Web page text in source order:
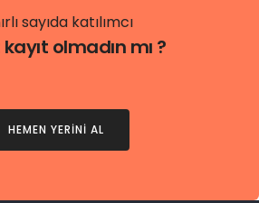
sayıda katılımcı
olmadın mı ?
HEMEN YERİNİ AL